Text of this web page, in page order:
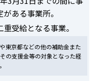
ある事業所。
受給となる事業。
東京都などの他の補助金また
の支援金等の対象となった経